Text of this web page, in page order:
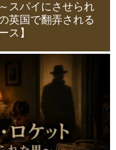
スパイにさせられ
英国で翻弄される
ス】